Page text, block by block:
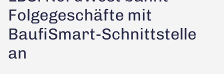
Folgegeschäfte mit
BaufiSmart-Schnittstelle
an